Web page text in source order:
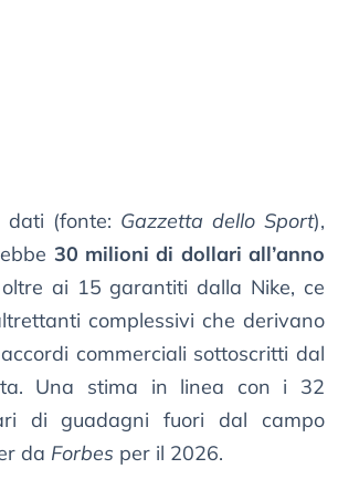
(fonte: Gazzetta dello Sport),
30 milioni di dollari all’anno
ai 15 garantiti dalla Nike, ce
complessivi che derivano
commerciali sottoscritti dal
Una stima in linea con i 32
di guadagni fuori dal campo
da Forbes per il 2026.